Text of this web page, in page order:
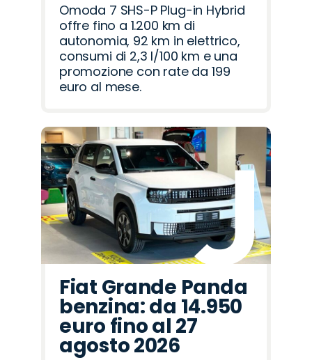
Omoda 7 SHS-P Plug-in Hybrid
offre fino a 1.200 km di
autonomia, 92 km in elettrico,
consumi di 2,3 l/100 km e una
promozione con rate da 199
euro al mese.
Fiat Grande Panda
benzina: da 14.950
euro fino al 27
agosto 2026